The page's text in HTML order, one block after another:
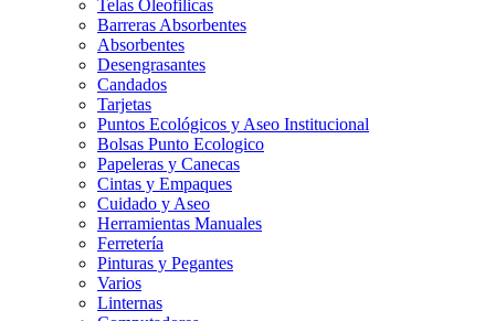
Telas Oleofilicas
Barreras Absorbentes
Absorbentes
Desengrasantes
Candados
Tarjetas
Puntos Ecológicos y Aseo Institucional
Bolsas Punto Ecologico
Papeleras y Canecas
Cintas y Empaques
Cuidado y Aseo
Herramientas Manuales
Ferretería
Pinturas y Pegantes
Varios
Linternas